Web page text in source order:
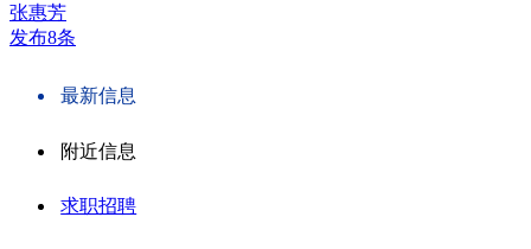
张惠芳
发布8条
最新信息
附近信息
求职招聘